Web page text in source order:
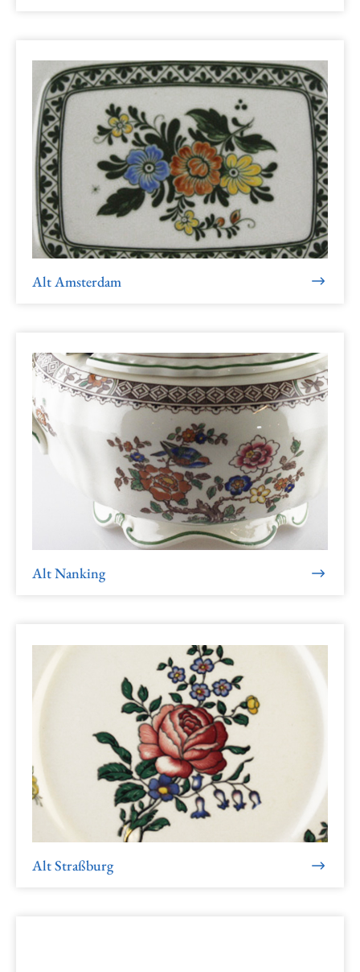
Alt Amsterdam
Alt Nanking
Alt Straßburg